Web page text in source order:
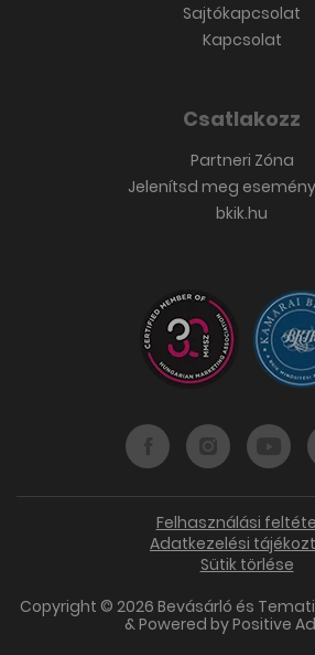
Sajtókapcsolat
Kapcsolat
Csatlakozz
Partneri Zóna
Jelenítsd meg
bkik.hu
Felhasználási
Adatkezelési
Sütik törlése
Copyright © 2026 Bevásárló és
& Powered byPositive